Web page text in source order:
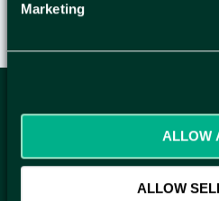
Marketing
ALLOW
ALLOW
ANMÄL DIG HÄR TILL
Få relevanta erbjudande och
handla smartare helt enkelt.